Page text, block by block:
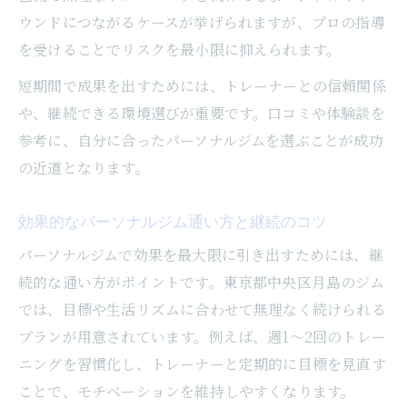
ウンドにつながるケースが挙げられますが、プロの指導
を受けることでリスクを最小限に抑えられます。
短期間で成果を出すためには、トレーナーとの信頼関係
や、継続できる環境選びが重要です。口コミや体験談を
参考に、自分に合ったパーソナルジムを選ぶことが成功
の近道となります。
効果的なパーソナルジム通い方と継続のコツ
パーソナルジムで効果を最大限に引き出すためには、継
続的な通い方がポイントです。東京都中央区月島のジム
では、目標や生活リズムに合わせて無理なく続けられる
プランが用意されています。例えば、週1～2回のトレー
ニングを習慣化し、トレーナーと定期的に目標を見直す
ことで、モチベーションを維持しやすくなります。